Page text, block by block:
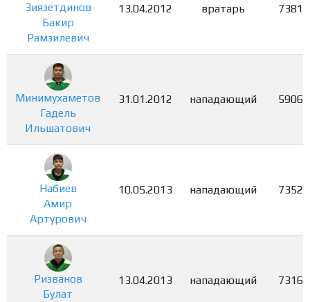
Зиязетдинов
Бакир
Рамзилевич
13.04.2012 вратарь 7381
Минимухаметов
Гадель
Ильшатович
31.01.2012 нападающий 5906
Набиев
Амир
Артурович
10.05.2013 нападающий 7352
Ризванов
Булат
13.04.2013 нападающий 7316